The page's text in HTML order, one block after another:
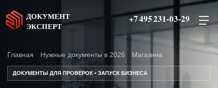
ДОКУМЕНТ
ЭКСПЕРТ
+7 495 231-03-29
Главная Нужные документы в 2026 Магазина
ДОКУМЕНТЫ ДЛЯ ПРОВЕРОК • ЗАПУСК БИЗНЕСА